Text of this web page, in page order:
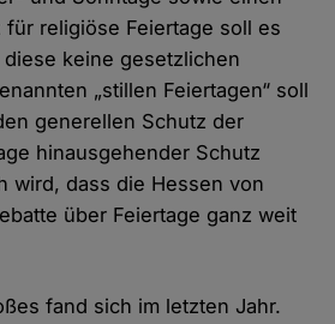
religiöse Feiertage soll es
keine gesetzlichen
„stillen Feiertagen“ soll
generellen Schutz der
hinausgehender Schutz
wird, dass die Hessen von
über Feiertage ganz weit
fand sich im letzten Jahr.